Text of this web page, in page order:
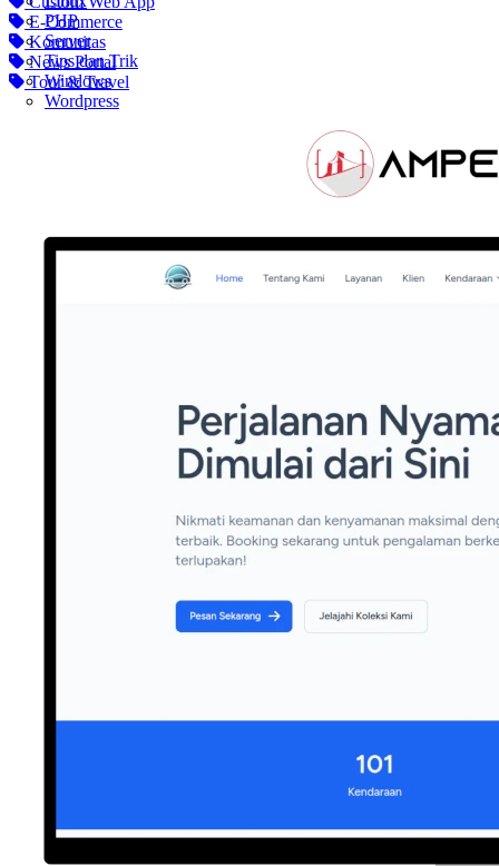
PHP
Server
Tips dan Trik
Windows
Wordpress
E-Commerce
Komunitas
News Portal
Tour & Travel